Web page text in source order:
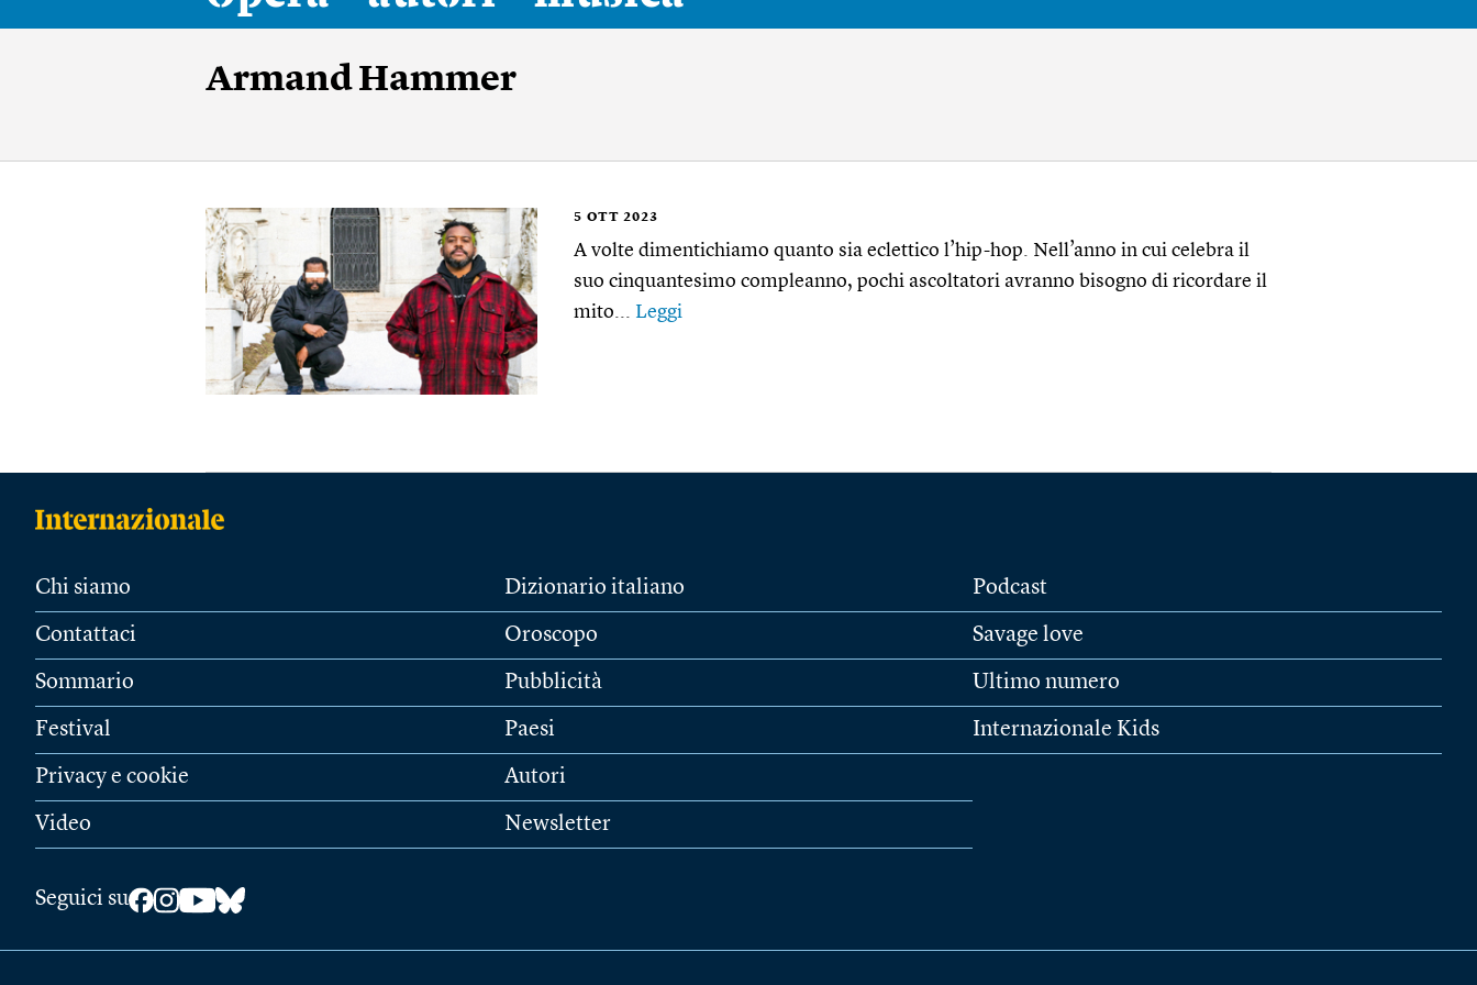
Armand Hammer
5 OTT 2023
A volte dimentichiamo quanto sia eclettico l’hip-hop. Nell’anno in cui celebra il
suo cinquantesimo compleanno, pochi ascoltatori avranno bisogno di ricordare il
mito... Leggi
Chi siamo
Contattaci
Sommario
Festival
Privacy e cookie
Video
Dizionario italiano
Oroscopo
Pubblicità
Paesi
Autori
Newsletter
Podcast
Savage love
Ultimo numero
Internazionale Kids
Seguici su